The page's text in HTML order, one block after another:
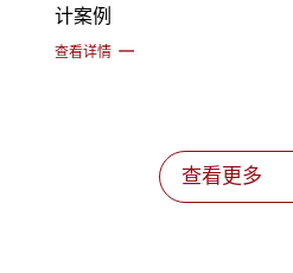
计案例
查看详情
查看更多